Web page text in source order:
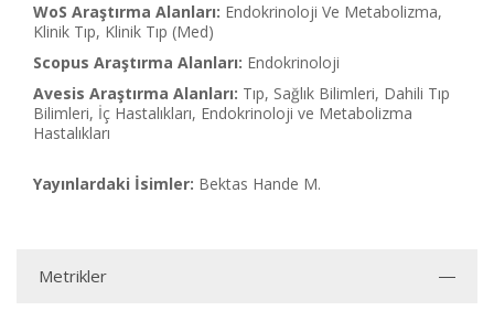
WoS Araştırma Alanları: Endokrinoloji Ve Metabolizma,
Klinik Tıp, Klinik Tıp (Med)
Scopus Araştırma Alanları: Endokrinoloji
Avesis Araştırma Alanları: Tıp, Sağlık Bilimleri, Dahili Tıp
Bilimleri, İç Hastalıkları, Endokrinoloji ve Metabolizma
Hastalıkları
Yayınlardaki İsimler: Bektas Hande M.
Metrikler